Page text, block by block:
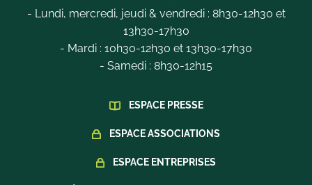
- Lundi, mercredi, jeudi & vendredi : 8h30-12h30 et
13h30-17h30
- Mardi : 10h30-12h30 et 13h30-17h30
- Samedi : 8h30-12h15
ESPACE PRESSE
ESPACE ASSOCIATIONS
ESPACE ENTREPRISES